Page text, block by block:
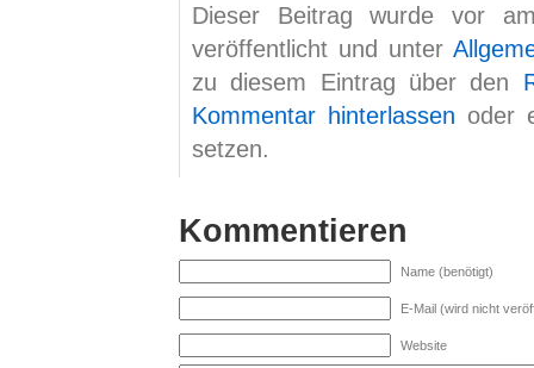
Dieser Beitrag wurde vor
veröffentlicht und unter
zu diesem Eintrag über den
Kommentar hinterlassen oder
setzen.
Kommentieren
Name (benötigt)
E-Mail (wird nicht
Website